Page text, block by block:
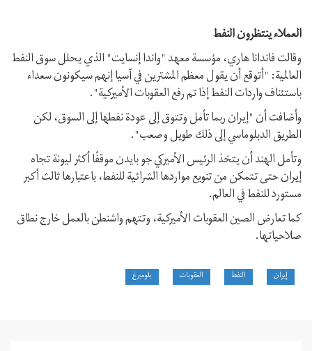
العملاء ينتظرون النفط
وقالت فاندانا هاري، مؤسسة معهد "واندا إنسايت" الذي يحلل سوق النفط
العالمية: "أتوقع أن يقول معظم المشترين في آسيا إنهم سيكونون سعداء
باستئناف واردات النفط إذا تم رفع العقوبات الأميركية".
وأضافت أن "إيران ربما تأمل وتتوق إلى عودة نفطها إلى السوق، لكن
الطريق الدبلوماسي إلى ذلك طويل وصعب".
وتأمل الهند أن يتخذ الرئيس الأميركي جو بايدن موقفًا أكثر ليونة تجاه
إيران حتى تتمكن من تنويع مواردها الشرائية للنفط، باعتبارها ثالث أكبر
مستورد للنفط في العالم.
كما تعارض الصين العقوبات الأميركية، وتتهم واشنطن بالعمل خارج نطاق
صلاحياتها.
إيران النفط العقوبات بلومبرغ